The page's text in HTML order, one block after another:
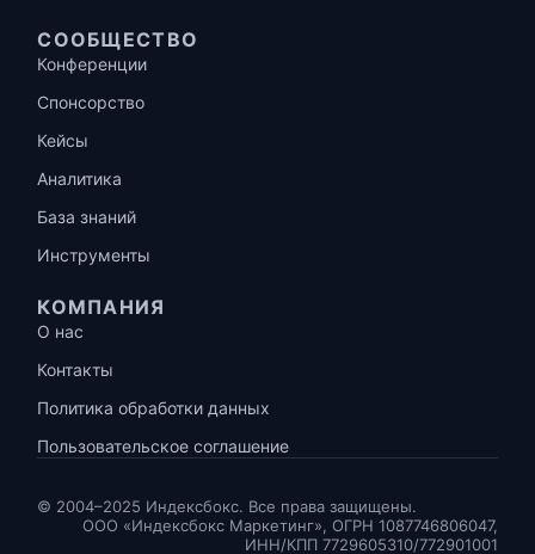
СООБЩЕСТВО
Конференции
Спонсорство
Кейсы
Аналитика
База знаний
Инструменты
КОМПАНИЯ
О нас
Контакты
Политика обработки данных
Пользовательское соглашение
© 2004–2025 Индексбокс. Все права защищены.
ООО «Индексбокс Маркетинг», ОГРН 1087746806047,
ИНН/КПП 7729605310/772901001